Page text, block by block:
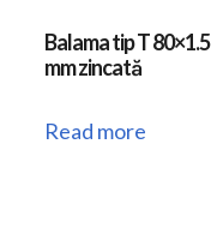
Balama tip T 80×1.5
mm zincată
Read more